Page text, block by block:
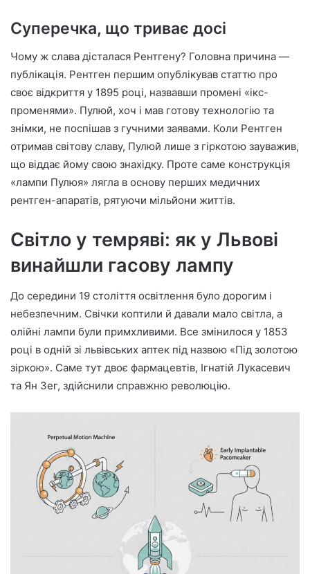
Суперечка, що триває досі
Чому ж слава дісталася Рентгену? Головна причина —
публікація. Рентген першим опублікував статтю про
своє відкриття у 1895 році, назвавши промені «ікс-
променями». Пулюй, хоч і мав готову технологію та
знімки, не поспішав з гучними заявами. Коли Рентген
отримав світову славу, Пулюй лише з гіркотою зауважив,
що віддає йому свою знахідку. Проте саме конструкція
«лампи Пулюя» лягла в основу перших медичних
рентген-апаратів, рятуючи мільйони життів.
Світло у темряві: як у Львові
винайшли гасову лампу
До середини 19 століття освітлення було дорогим і
небезпечним. Свічки коптили й давали мало світла, а
олійні лампи були примхливими. Все змінилося у 1853
році в одній зі львівських аптек під назвою «Під золотою
зіркою». Саме тут двоє фармацевтів, Ігнатій Лукасевич
та Ян Зег, здійснили справжню революцію.